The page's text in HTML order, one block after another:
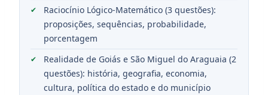
Raciocínio Lógico-Matemático (3 questões):
proposições, sequências, probabilidade,
porcentagem
Realidade de Goiás e São Miguel do Araguaia (2
questões): história, geografia, economia,
cultura, política do estado e do município